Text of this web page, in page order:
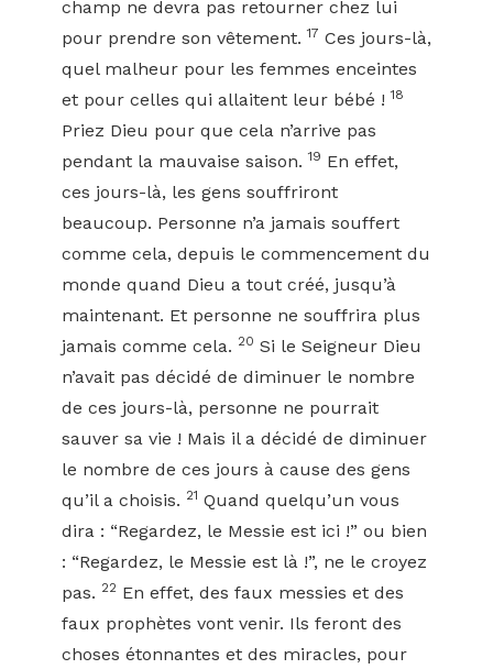
champ ne devra pas retourner chez lui
pour prendre son vêtement.17 Ces jours-là,
quel malheur pour les femmes enceintes
et pour celles qui allaitent leur bébé !18
Priez Dieu pour que cela n’arrive pas
pendant la mauvaise saison.19 En effet,
ces jours-là, les gens souffriront
beaucoup. Personne n’a jamais souffert
comme cela, depuis le commencement du
monde quand Dieu a tout créé, jusqu’à
maintenant. Et personne ne souffrira plus
jamais comme cela. 20 Si le Seigneur Dieu
n’avait pas décidé de diminuer le nombre
de ces jours-là, personne ne pourrait
sauver sa vie ! Mais il a décidé de diminuer
le nombre de ces jours à cause des gens
qu’il a choisis. 21 Quand quelqu’un vous
dira : “Regardez, le Messie est ici !” ou bien
: “Regardez, le Messie est là !”, ne le croyez
pas. 22 En effet, des faux messies et des
faux prophètes vont venir. Ils feront des
choses étonnantes et des miracles, pour